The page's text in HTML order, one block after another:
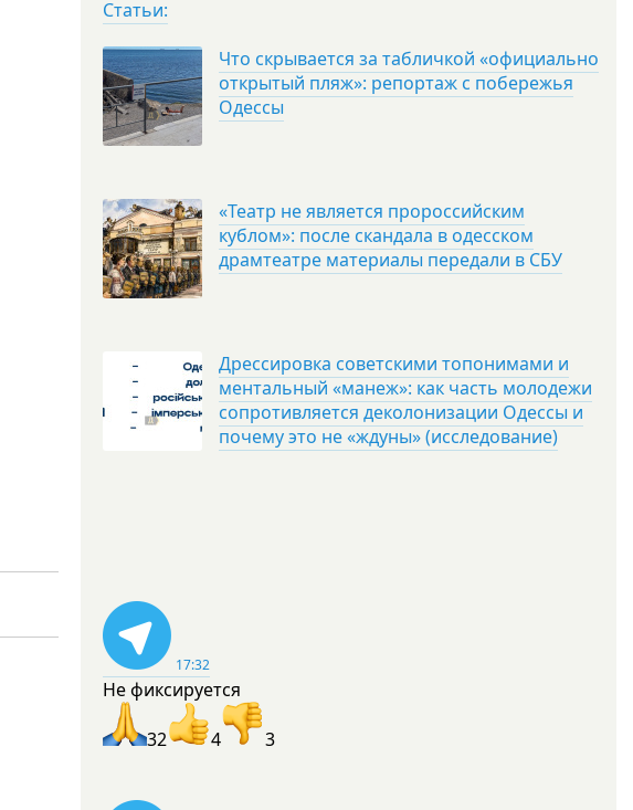
Статьи:
Что скрывается за табличкой «официально
открытый пляж»: репортаж с побережья
Одессы
«Театр не является пророссийским
кублом»: после скандала в одесском
драмтеатре материалы передали в СБУ
Дрессировка советскими топонимами и
ментальный «манеж»: как часть молодежи
сопротивляется деколонизации Одессы и
почему это не «ждуны» (исследование)
17:32
Не фиксируется
32 4 3